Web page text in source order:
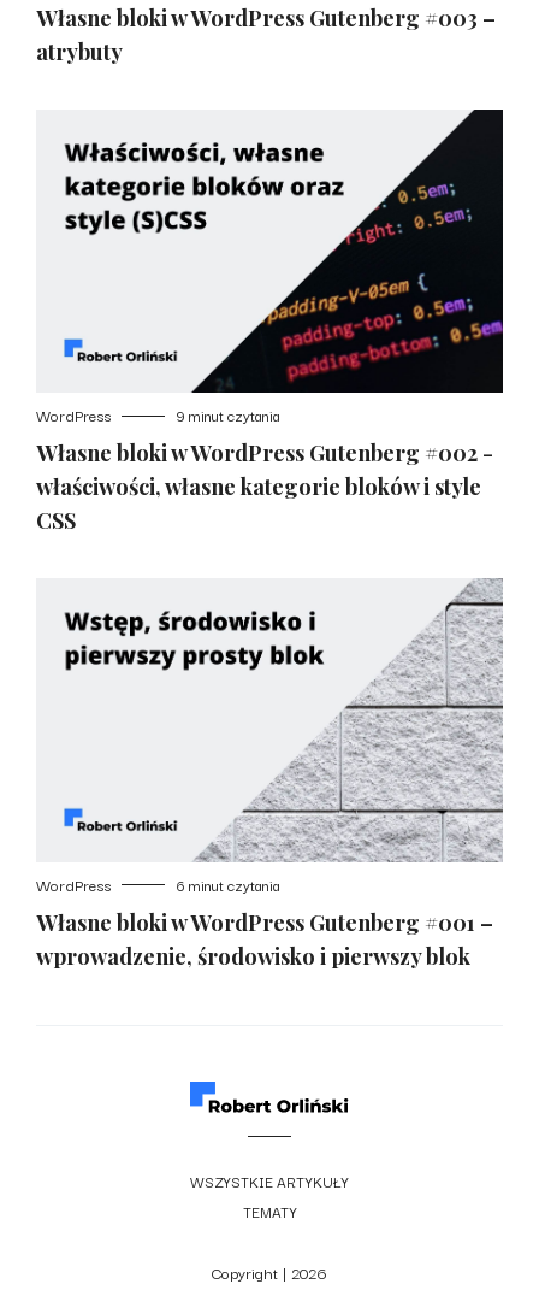
Własne bloki w WordPress Gutenberg #003 –
atrybuty
WordPress 9 minut czytania
Własne bloki w WordPress Gutenberg #002 -
właściwości, własne kategorie bloków i style
CSS
WordPress 6 minut czytania
Własne bloki w WordPress Gutenberg #001 –
wprowadzenie, środowisko i pierwszy blok
WSZYSTKIE ARTYKUŁY
TEMATY
Copyright | 2026